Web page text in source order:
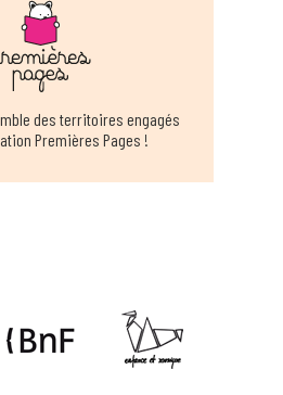
ACCUEIL LES
des territoires engagés
Premières Pages !